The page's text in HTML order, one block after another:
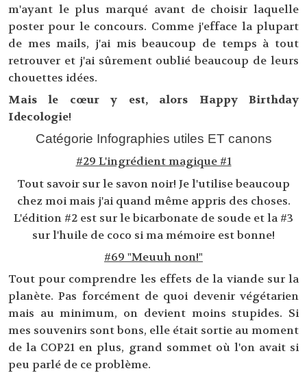
m'ayant le plus marqué avant de choisir laquelle
poster pour le concours. Comme j'efface la plupart
de mes mails, j'ai mis beaucoup de temps à tout
retrouver et j'ai sûrement oublié beaucoup de leurs
chouettes idées.
Mais le cœur y est, alors Happy Birthday
Idecologie!
Catégorie Infographies utiles ET canons
#29 L'ingrédient magique #1
Tout savoir sur le savon noir! Je l'utilise beaucoup
chez moi mais j'ai quand même appris des choses.
L'édition #2 est sur le bicarbonate de soude et la #3
sur l'huile de coco si ma mémoire est bonne!
#69 "Meuuh non!"
Tout pour comprendre les effets de la viande sur la
planète. Pas forcément de quoi devenir végétarien
mais au minimum, on devient moins stupides. Si
mes souvenirs sont bons, elle était sortie au moment
de la COP21 en plus, grand sommet où l'on avait si
peu parlé de ce problème.